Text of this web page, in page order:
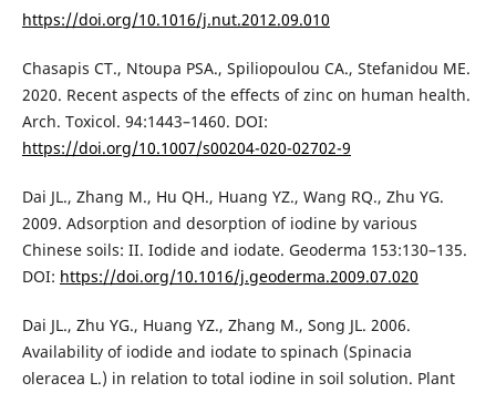
https://doi.org/10.1016/j.nut.2012.09.010
Chasapis CT., Ntoupa PSA., Spiliopoulou CA., Stefanidou ME.
2020. Recent aspects of the effects of zinc on human health.
Arch. Toxicol. 94:1443–1460. DOI:
https://doi.org/10.1007/s00204-020-02702-9
Dai JL., Zhang M., Hu QH., Huang YZ., Wang RQ., Zhu YG.
2009. Adsorption and desorption of iodine by various
Chinese soils: II. Iodide and iodate. Geoderma 153:130–135.
DOI: https://doi.org/10.1016/j.geoderma.2009.07.020
Dai JL., Zhu YG., Huang YZ., Zhang M., Song JL. 2006.
Availability of iodide and iodate to spinach (Spinacia
oleracea L.) in relation to total iodine in soil solution. Plant